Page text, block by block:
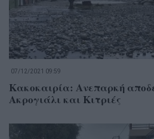
07/12/2021 09:59
Κακοκαιρία: Ανεπαρκή
Ακρογιάλι και Κιτριές